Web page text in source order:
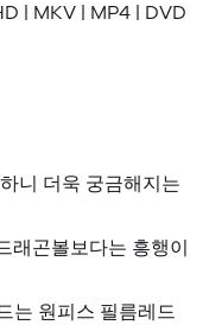
| MKV | MP4 | DVD
니 더욱 궁금해지는
래곤볼보다는 흥행이
는 원피스 필름레드